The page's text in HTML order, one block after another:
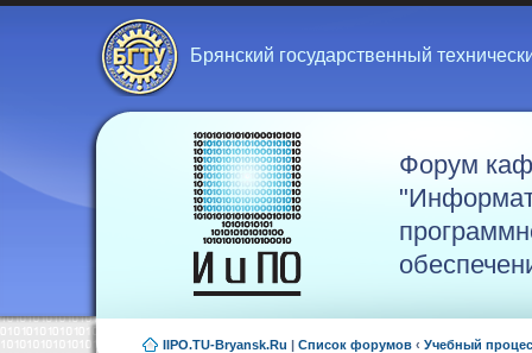
Брянский государственный
Форум
IIPO.TU-Bryansk.Ru | Список форумов ‹ Учебный